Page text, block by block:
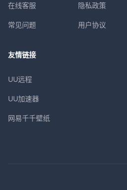
在线客服
常见问题
隐私政策
用户协议
友情链接
UU远程
UU加速器
网易千千壁纸